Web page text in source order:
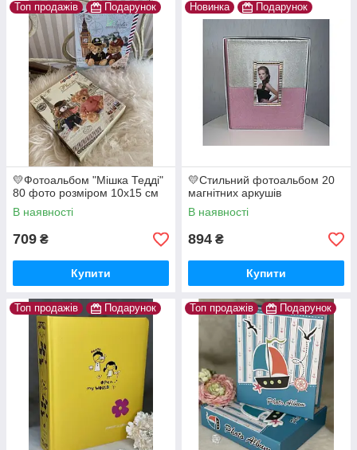
Топ продажів Подарунок
💛Фотоальбом "Мішка Тедді"
80 фото розміром 10x15 см
В наявності
709 ₴
Купити
Новинка Подарунок
💛Стильний фотоальбом 20
магнітних аркушів
В наявності
894 ₴
Купити
Топ продажів Подарунок Топ продажів Подарунок